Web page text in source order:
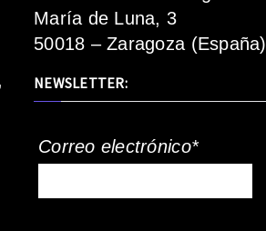
María de Luna, 3
50018 – Zaragoza (España)
NEWSLETTER:
Correo electrónico*